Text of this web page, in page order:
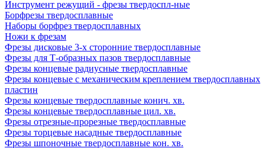
Инструмент режущий - фрезы твердоспл-ные
Борфрезы твердосплавные
Наборы борфрез твердосплавных
Ножи к фрезам
Фрезы дисковые 3-х сторонние твердосплавные
Фрезы для Т-образных пазов твердосплавные
Фрезы концевые радиусные твердосплавные
Фрезы концевые с механическим креплением твердосплавных
пластин
Фрезы концевые твердосплавные конич. хв.
Фрезы концевые твердосплавные цил. хв.
Фрезы отрезные-прорезные твердосплавные
Фрезы торцевые насадные твердосплавные
Фрезы шпоночные твердосплавные кон. хв.